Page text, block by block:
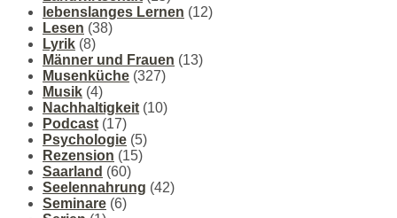
lebenslanges Lernen (12)
Lesen (38)
Lyrik (8)
Männer und Frauen (13)
Musenküche (327)
Musik (4)
Nachhaltigkeit (10)
Podcast (17)
Psychologie (5)
Rezension (15)
Saarland (60)
Seelennahrung (42)
Seminare (6)